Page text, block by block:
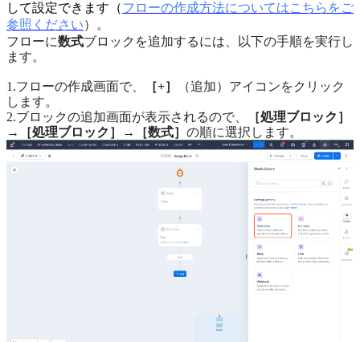
して設定できます（フローの作成方法についてはこちらをご
参照ください）。
フローに数式ブロックを追加するには、以下の手順を実行し
ます。
1.フローの作成画面で、 ［+］
（追加）アイコンをクリック
します。
2.ブロックの追加画面が表示されるので、
［処理ブロック］
→
［処理ブロック］ → ［数式］ の順に選択します。